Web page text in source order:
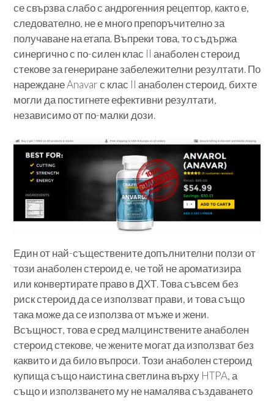
се свързва слабо с андрогенния рецептор, както е,
следователно, не е много препоръчително за
получаване на етапа. Въпреки това, то съдържа
синергично с по-силен клас II анаболен стероид
стекове за генериране забележителни резултати. По
нареждане Anavar с клас II анаболен стероид, бихте
могли да постигнете ефективни резултати,
независимо от по-малки дози.
Един от най-съществените допълнителни ползи от
този анаболен стероид е, че той не ароматизира
или конвертирате право в ДХТ. Това съвсем без
риск стероид да се използват прави, и това също
така може да се използва от мъже и жени.
Всъщност, това е сред малцинствените анаболен
стероид стекове, че жените могат да използват без
каквито и да било въпроси. Този анаболен стероид
купища също наистина светлина върху HTPA, а
също и използването му не намалява създаването